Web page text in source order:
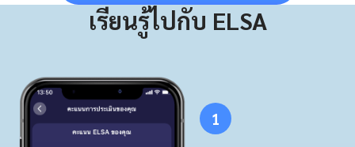
เรียนรู้ไปกับ ELSA
1